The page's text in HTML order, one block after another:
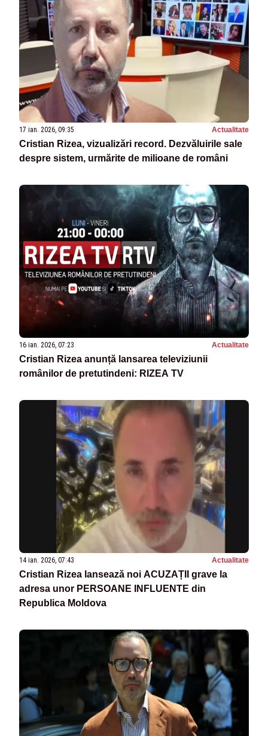
17 ian. 2026, 09:35 Actualitate
Cristian Rizea, vizualizări record. Dezvăluirile sale
despre sistem, urmărite de milioane de români
16 ian. 2026, 07:23 Actualitate
Cristian Rizea anunță lansarea televiziunii
românilor de pretutindeni: RIZEA TV
14 ian. 2026, 07:43 Actualitate
Cristian Rizea lansează noi ACUZAȚII grave la
adresa unor PERSOANE INFLUENTE din
Republica Moldova